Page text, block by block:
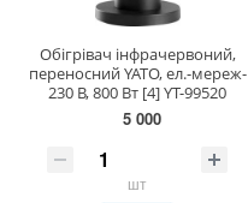
Обігрівач інфрачервоний,
переносний YATO, ел.-мереж-
230 В, 800 Вт [4] YT-99520
5 000
шт